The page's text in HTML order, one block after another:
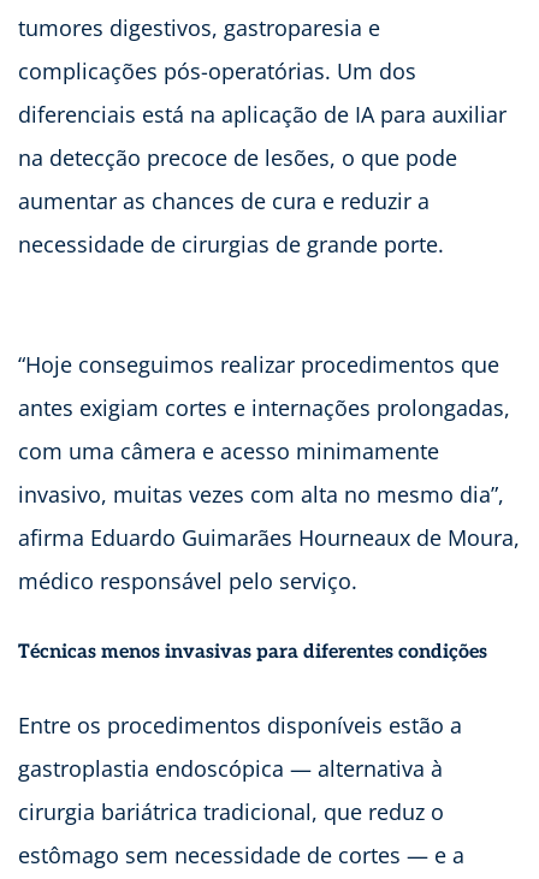
tumores digestivos, gastroparesia e
complicações pós-operatórias. Um dos
diferenciais está na aplicação de IA para auxiliar
na detecção precoce de lesões, o que pode
aumentar as chances de cura e reduzir a
necessidade de cirurgias de grande porte.
“Hoje conseguimos realizar procedimentos que
antes exigiam cortes e internações prolongadas,
com uma câmera e acesso minimamente
invasivo, muitas vezes com alta no mesmo dia”,
afirma Eduardo Guimarães Hourneaux de Moura,
médico responsável pelo serviço.
Técnicas menos invasivas para diferentes condições
Entre os procedimentos disponíveis estão a
gastroplastia endoscópica — alternativa à
cirurgia bariátrica tradicional, que reduz o
estômago sem necessidade de cortes — e a